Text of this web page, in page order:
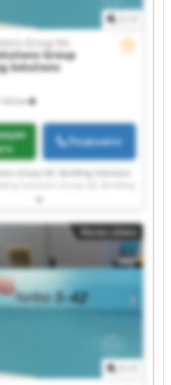
1 653 km
Group ltd.
Group
Solutions
Позвънете
Group ltd. Building Solutions
ltd. Building Solutions Group
ltd. Building Solutions Group
Group ltd. Building
ltd. Building Solutions Group
Group ltd. Building
ltd. Building Solutions Group
Group ltd. Building
ltd. Building Solutions Group
Group ltd. Building
ltd. Building Solutions Group
Малка обява